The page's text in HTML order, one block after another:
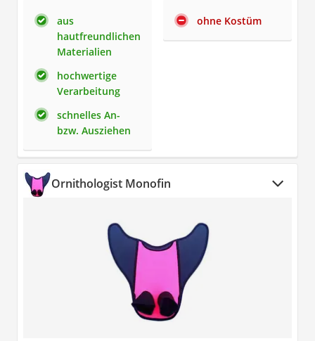
aus
hautfreundlichen
Materialien
hochwertige
Verarbeitung
schnelles An-
bzw. Ausziehen
ohne Kostüm
Ornithologist Monofin